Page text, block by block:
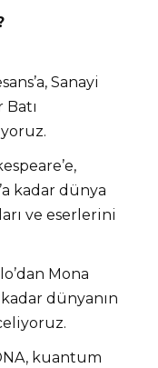
Sanayi
kadar dünya
ve eserlerini
Mona
kadar dünyanın
kuantum